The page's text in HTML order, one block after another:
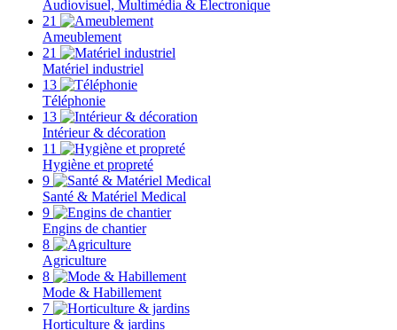
Audiovisuel, Multimédia & Electronique
21
Ameublement
21
Matériel industriel
13
Téléphonie
13
Intérieur & décoration
11
Hygiène et propreté
9
Santé & Matériel Medical
9
Engins de chantier
8
Agriculture
8
Mode & Habillement
7
Horticulture & jardins